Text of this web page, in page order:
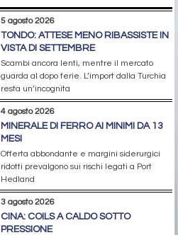
5 agosto 2026
TONDO: ATTESE MENO RIBASSISTE IN
VISTA DI SETTEMBRE
Scambi ancora lenti, mentre il mercato
guarda al dopo ferie. L’import dalla Turchia
resta un’incognita
4 agosto 2026
MINERALE DI FERRO AI MINIMI DA 13
MESI
Offerta abbondante e margini siderurgici
ridotti prevalgono sui rischi legati a Port
Hedland
3 agosto 2026
CINA: COILS A CALDO SOTTO
PRESSIONE